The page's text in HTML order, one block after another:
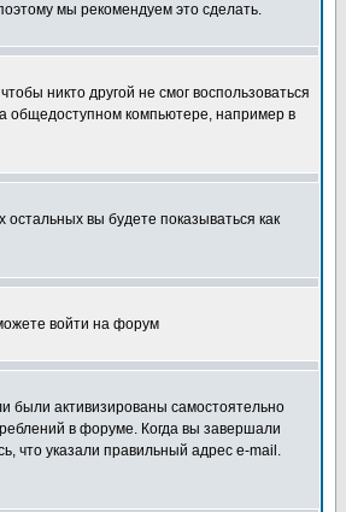
мы рекомендуем это сделать.
никто другой не смог воспользоваться
общедоступном компьютере, например в
вы будете показываться как
войти на форум
были активизированы самостоятельно
в форуме. Когда вы завершали
что указали правильный адрес e-mail.